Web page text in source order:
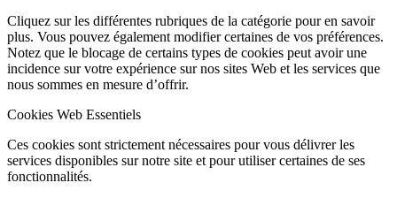
Cliquez sur les différentes rubriques de la catégorie pour en savoir
plus. Vous pouvez également modifier certaines de vos préférences.
Notez que le blocage de certains types de cookies peut avoir une
incidence sur votre expérience sur nos sites Web et les services que
nous sommes en mesure d’offrir.
Cookies Web Essentiels
Ces cookies sont strictement nécessaires pour vous délivrer les
services disponibles sur notre site et pour utiliser certaines de ses
fonctionnalités.